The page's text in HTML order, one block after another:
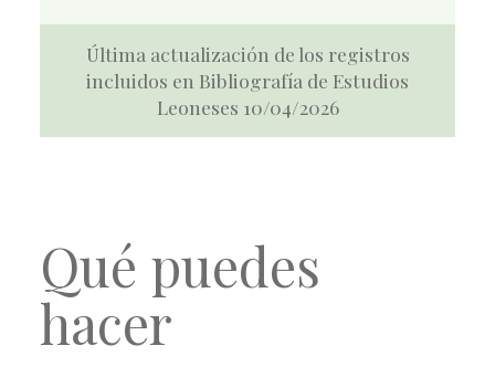
Última actualización de los registros
incluidos en Bibliografía de Estudios
Leoneses 10/04/2026
Qué puedes
hacer